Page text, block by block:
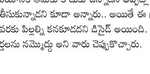
కూడా అన్నారు.. అయితే ఈ
పిల్లల్ని కనకూడదని డిసైడ్
నమ్మొద్దు అని వారు చెప్పుకొచ్చారు.